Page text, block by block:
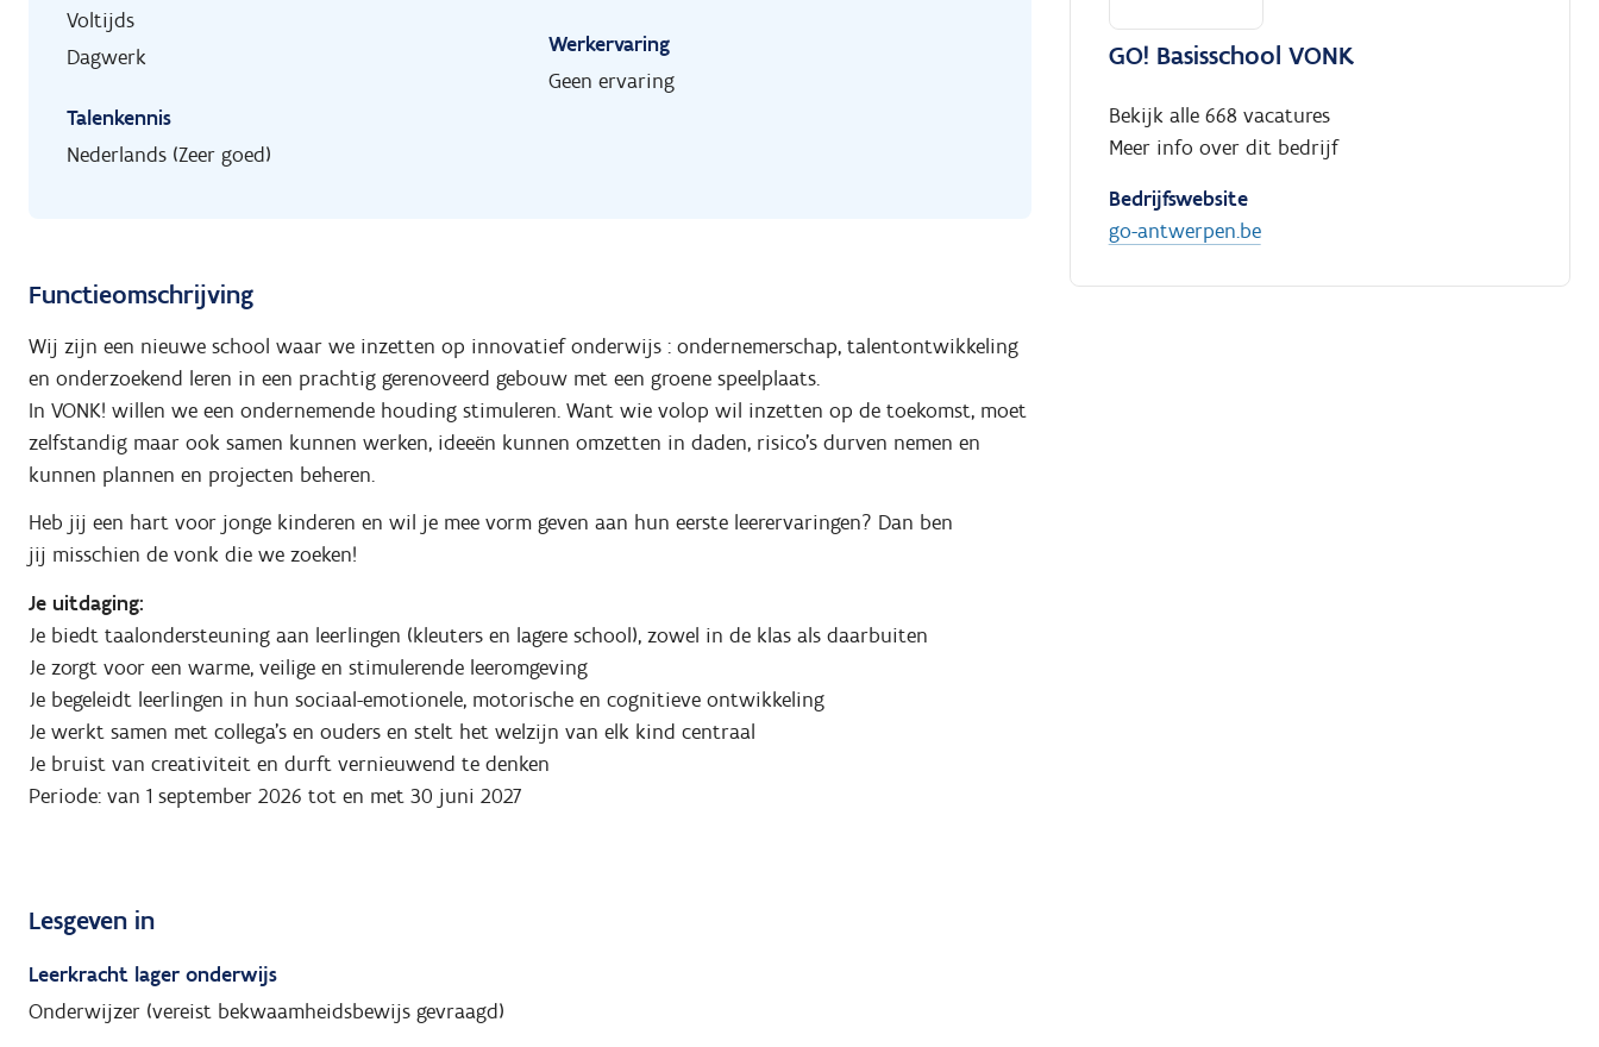
Voltijds
Dagwerk
Talenkennis
Nederlands (Zeer goed)
Werkervaring
Geen ervaring
Functieomschrijving
Wij zijn een nieuwe school waar we inzetten op innovatief onderwijs : ondernemerschap, talentontwikkeling
en onderzoekend leren in een prachtig gerenoveerd gebouw met een groene speelplaats.
In VONK! willen we een ondernemende houding stimuleren. Want wie volop wil inzetten op de toekomst, moet
zelfstandig maar ook samen kunnen werken, ideeën kunnen omzetten in daden, risico’s durven nemen en
kunnen plannen en projecten beheren.
Heb jij een hart voor jonge kinderen en wil je mee vorm geven aan hun eerste leerervaringen? Dan ben
jij misschien de vonk die we zoeken!
Je uitdaging:
Je biedt taalondersteuning aan leerlingen (kleuters en lagere school), zowel in de klas als daarbuiten
Je zorgt voor een warme, veilige en stimulerende leeromgeving
Je begeleidt leerlingen in hun sociaal-emotionele, motorische en cognitieve ontwikkeling
Je werkt samen met collega’s en ouders en stelt het welzijn van elk kind centraal
Je bruist van creativiteit en durft vernieuwend te denken
Periode: van 1 september 2026 tot en met 30 juni 2027
Lesgeven in
Leerkracht lager onderwijs
Onderwijzer (vereist bekwaamheidsbewijs gevraagd)
GO! Basisschool VONK
Bekijk alle 668 vacatures
Meer info over dit bedrijf
Bedrijfswebsite
go-antwerpen.be